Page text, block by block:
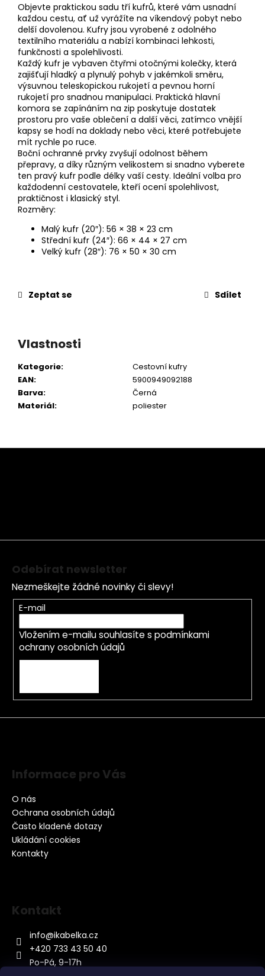
Objevte praktickou sadu tří kufrů, které vám usnadní
každou cestu, ať už vyrážíte na víkendový pobyt nebo
delší dovolenou. Kufry jsou vyrobené z odolného
textilního materiálu a nabízí kombinaci lehkosti,
funkčnosti a spolehlivosti.
Každý kufr je vybaven čtyřmi otočnými kolečky, která
zajišťují hladký a plynulý pohyb v jakémkoli směru,
výsuvnou teleskopickou rukojetí a pevnou horní
rukojetí pro snadnou manipulaci. Praktická hlavní
komora se zapínáním na zip poskytuje dostatek
prostoru pro vaše oblečení a další věci, zatímco vnější
kapsy se hodí na doklady nebo věci, které potřebujete
mít rychle po ruce.
Boční ochranné prvky zvyšují odolnost během
přepravy, a díky různým velikostem si snadno vyberete
ten pravý kufr podle délky vaší cesty. Ideální volba pro
každodenní cestovatele, kteří ocení spolehlivost,
praktičnost i klasický styl.
Rozměry:
Malý kufr (20″): 56 × 38 × 23 cm
Střední kufr (24″): 66 × 44 × 27 cm
Velký kufr (28″): 76 × 50 × 30 cm
Zeptat se Sdílet
Vlastnosti
Kategorie:
Cestovní kufry
EAN:
5900949092188
Barva:
Černá
Materiál: poliester
Z
Odebírat newsletter
Nezmeškejte žádné novinky či slevy!
E-mail
Vložením e-mailu souhlasíte s podmínkami
ochrany osobních údajů
Informace pro Vás
O nás
Ochrana osobních údajů
Často kladené dotazy
Ukládání cookies
Kontakty
Kontakt
info@ikabelka.cz
+420 733 43 50 40
Po-Pá, 9-17h